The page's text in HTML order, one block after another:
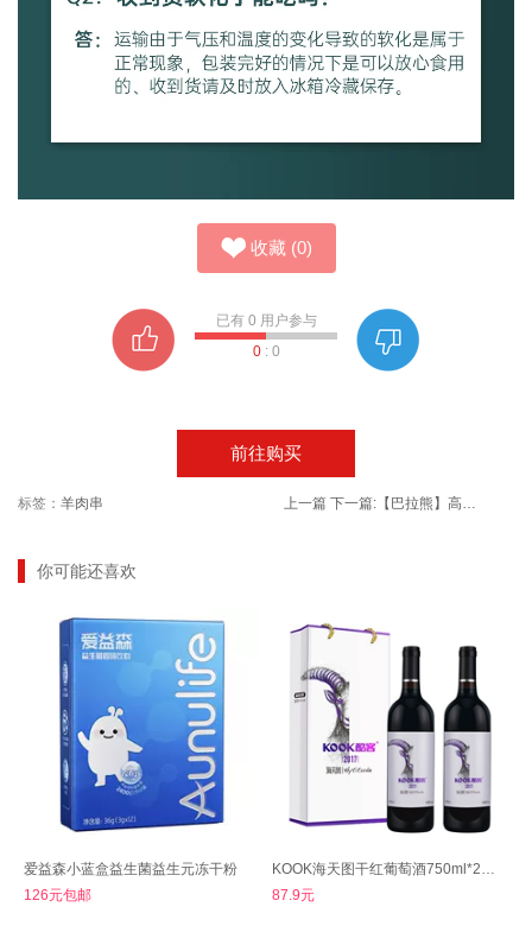
收藏 (0)
已有 0 用户参与
0: 0
前往购买
标签： 羊肉串 上一篇 下一篇: 【巴拉熊】高档竹筷子家用装20双
你可能还喜欢
爱益森小蓝盒益生菌益生元冻干粉
126元包邮
KOOK海天图干红葡萄酒750ml*2瓶装
87.9元